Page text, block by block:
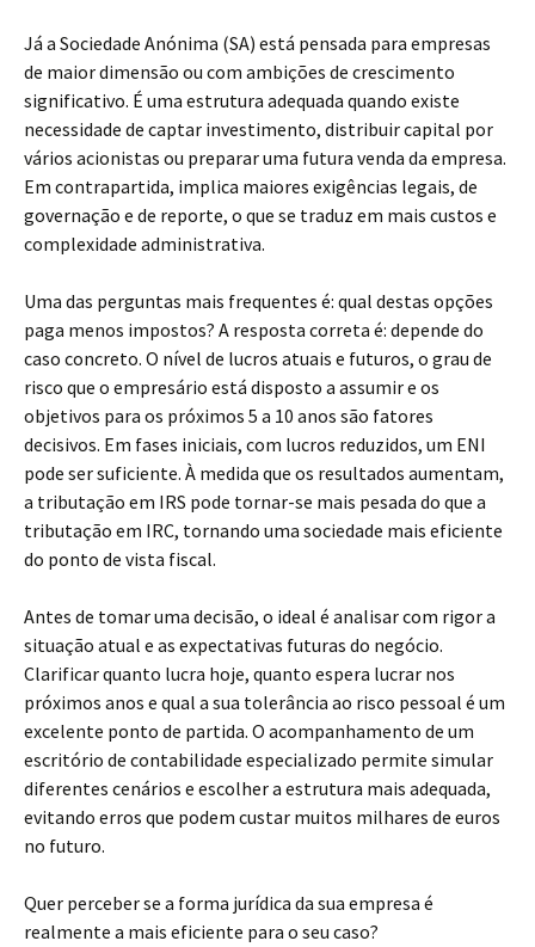
Já a Sociedade Anónima (SA) está pensada para empresas
de maior dimensão ou com ambições de crescimento
significativo. É uma estrutura adequada quando existe
necessidade de captar investimento, distribuir capital por
vários acionistas ou preparar uma futura venda da empresa.
Em contrapartida, implica maiores exigências legais, de
governação e de reporte, o que se traduz em mais custos e
complexidade administrativa.
Uma das perguntas mais frequentes é: qual destas opções
paga menos impostos? A resposta correta é: depende do
caso concreto. O nível de lucros atuais e futuros, o grau de
risco que o empresário está disposto a assumir e os
objetivos para os próximos 5 a 10 anos são fatores
decisivos. Em fases iniciais, com lucros reduzidos, um ENI
pode ser suficiente. À medida que os resultados aumentam,
a tributação em IRS pode tornar-se mais pesada do que a
tributação em IRC, tornando uma sociedade mais eficiente
do ponto de vista fiscal.
Antes de tomar uma decisão, o ideal é analisar com rigor a
situação atual e as expectativas futuras do negócio.
Clarificar quanto lucra hoje, quanto espera lucrar nos
próximos anos e qual a sua tolerância ao risco pessoal é um
excelente ponto de partida. O acompanhamento de um
escritório de contabilidade especializado permite simular
diferentes cenários e escolher a estrutura mais adequada,
evitando erros que podem custar muitos milhares de euros
no futuro.
Quer perceber se a forma jurídica da sua empresa é
realmente a mais eficiente para o seu caso?